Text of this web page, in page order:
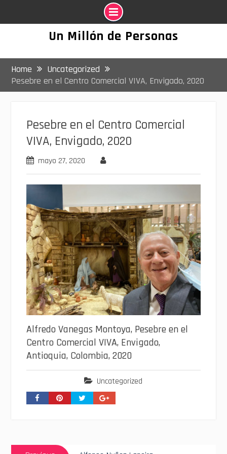
Un Millón de Personas
Home
Uncategorized
Pesebre en el Centro Comercial VIVA, Envigado, 2020
Pesebre en el Centro Comercial
VIVA, Envigado, 2020
mayo 27, 2020
Alfredo Vanegas Montoya, Pesebre en el
Centro Comercial VIVA, Envigado,
Antioquia, Colombia, 2020
Uncategorized
Navegación
Previous